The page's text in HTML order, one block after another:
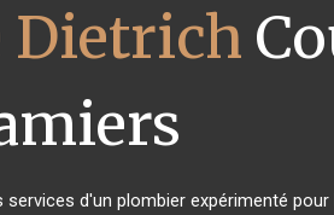
Dietrich
d'un plombier expérimenté